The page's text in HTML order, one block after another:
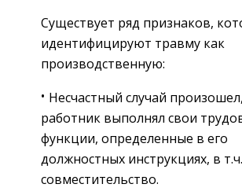
Существует ряд признаков,
идентифицируют травму как
производственную:
Несчастный случай
работник выполнял свои
функции, определенные в его
должностных инструкциях, в
совместительство.